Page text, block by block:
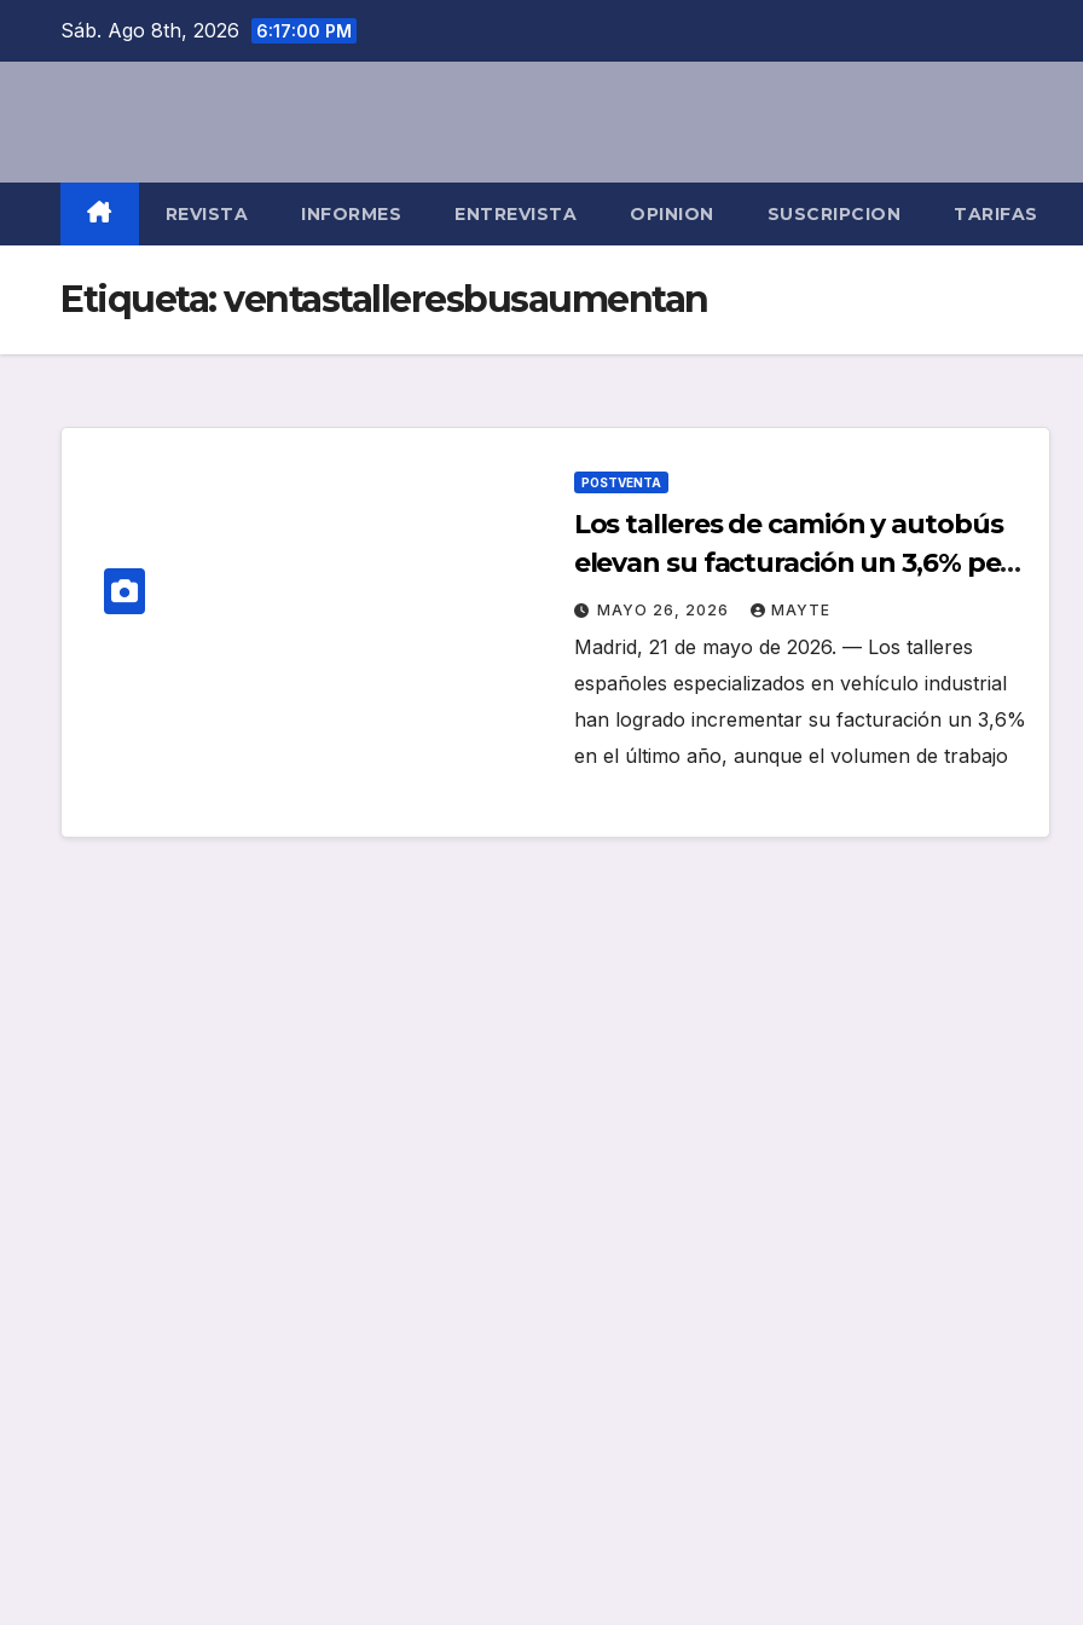
Sáb. Ago 8th, 2026 6:17:00 PM
REVISTA INFORMES ENTREVISTA OPINION SUSCRIPCION TARIFAS
Etiqueta:ventastalleresbusaumentan
POSTVENTA
Los talleres de camión y autobús
elevan su facturación un 3,6% pese
al estancamiento de la actividad
MAYO 26, 2026 MAYTE
Madrid, 21 de mayo de 2026. — Los talleres
españoles especializados en vehículo industrial
han logrado incrementar su facturación un 3,6%
en el último año, aunque el volumen de trabajo